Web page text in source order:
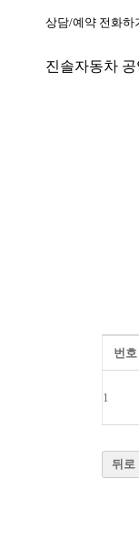
상담/예약 전화하
진솔자동차
번호
1
뒤로